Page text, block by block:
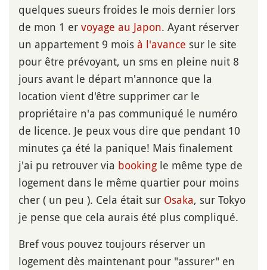
quelques sueurs froides le mois dernier lors
de mon 1 er voyage au Japon. Ayant réserver
un appartement 9 mois à l'avance sur le site
pour être prévoyant, un sms en pleine nuit 8
jours avant le départ m'annonce que la
location vient d'être supprimer car le
propriétaire n'a pas communiqué le numéro
de licence. Je peux vous dire que pendant 10
minutes ça été la panique! Mais finalement
j'ai pu retrouver via booking le même type de
logement dans le même quartier pour moins
cher ( un peu ). Cela était sur Osaka, sur Tokyo
je pense que cela aurais été plus compliqué.
Bref vous pouvez toujours réserver un
logement dès maintenant pour "assurer" en